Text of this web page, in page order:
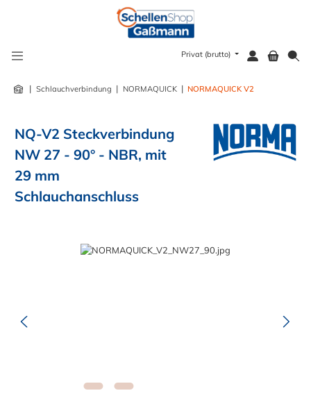
Privat (brutto)
| Schlauchverbindung | NORMAQUICK | NORMAQUICK V2
NQ-V2 Steckverbindung
NW 27 - 90° - NBR, mit
29 mm
Schlauchanschluss
Bildergalerie überspringen